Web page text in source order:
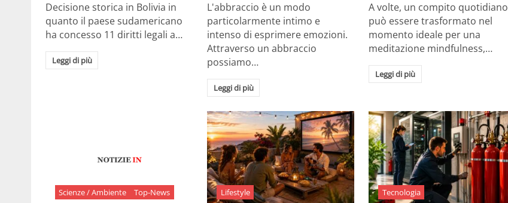
Decisione storica in Bolivia in
quanto il paese sudamericano
ha concesso 11 diritti legali a…
Leggi di più
L'abbraccio è un modo
particolarmente intimo e
intenso di esprimere emozioni.
Attraverso un abbraccio
possiamo…
Leggi di più
A volte, un compito quotidiano
può essere trasformato nel
momento ideale per una
meditazione mindfulness,…
Leggi di più
Scienze / Ambiente Top-News Lifestyle Tecnologia